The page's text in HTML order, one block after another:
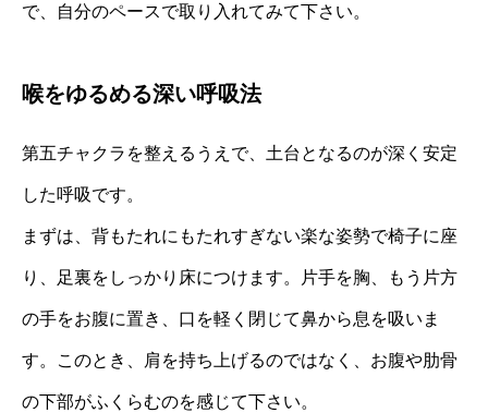
で、自分のペースで取り入れてみて下さい。
喉をゆるめる深い呼吸法
第五チャクラを整えるうえで、土台となるのが深く安定
した呼吸です。
まずは、背もたれにもたれすぎない楽な姿勢で椅子に座
り、足裏をしっかり床につけます。片手を胸、もう片方
の手をお腹に置き、口を軽く閉じて鼻から息を吸いま
す。このとき、肩を持ち上げるのではなく、お腹や肋骨
の下部がふくらむのを感じて下さい。